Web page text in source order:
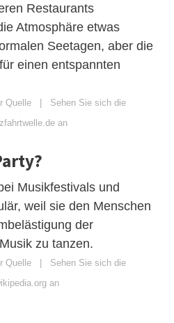
Restaurants
Atmosphäre etwas
Seetagen, aber die
einen entspannten
Quelle | Sehen Sie sich die
an
Musikfestivals und
weil sie den Menschen
der
zu tanzen.
Quelle | Sehen Sie sich die
an